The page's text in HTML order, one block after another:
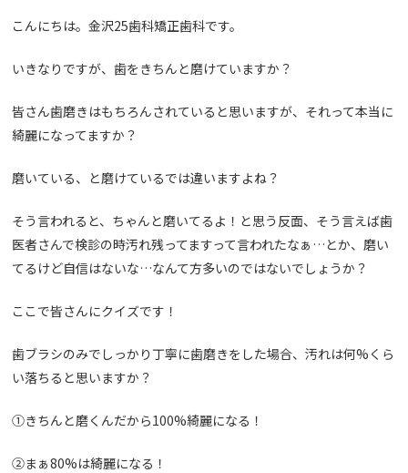
こんにちは。金沢25歯科矯正歯科です。
いきなりですが、歯をきちんと磨けていますか？
皆さん歯磨きはもちろんされていると思いますが、それって本当に
綺麗になってますか？
磨いている、と磨けているでは違いますよね？
そう言われると、ちゃんと磨いてるよ！と思う反面、そう言えば歯
医者さんで検診の時汚れ残ってますって言われたなぁ …とか、磨い
てるけど自信はないな…なんて方多いのではないでしょうか？
ここで皆さんにクイズです！
歯ブラシのみでしっかり丁寧に歯磨きをした場合、汚れは何% くら
い落ちると思いますか？
①きちんと磨くんだから100%綺麗になる！
②まぁ80%は綺麗になる！